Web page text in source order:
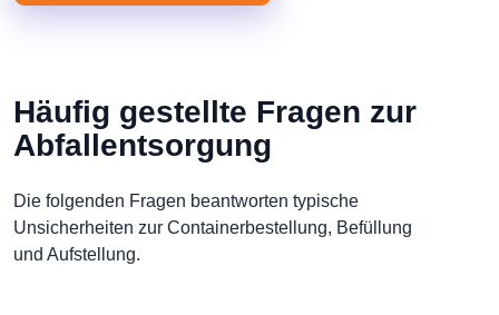
Häufig gestellte Fragen zur
Abfallentsorgung
Die folgenden Fragen beantworten typische
Unsicherheiten zur Containerbestellung, Befüllung
und Aufstellung.